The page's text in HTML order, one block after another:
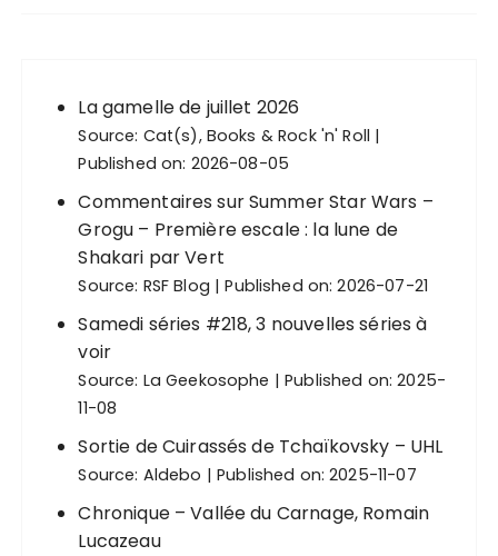
La gamelle de juillet 2026
Source: Cat(s), Books & Rock 'n' Roll
Published on: 2026-08-05
Commentaires sur Summer Star Wars –
Grogu – Première escale : la lune de
Shakari par Vert
Source: RSF Blog Published on: 2026-07-21
Samedi séries #218, 3 nouvelles séries à
voir
Source: La Geekosophe
Published on: 2025-
11-08
Sortie de Cuirassés de Tchaïkovsky – UHL
Source: Aldebo Published on: 2025-11-07
Chronique – Vallée du Carnage, Romain
Lucazeau